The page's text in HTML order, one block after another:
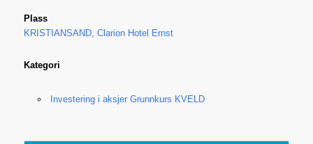
Plass
KRISTIANSAND, Clarion Hotel Ernst
Kategori
Investering i aksjer Grunnkurs KVELD